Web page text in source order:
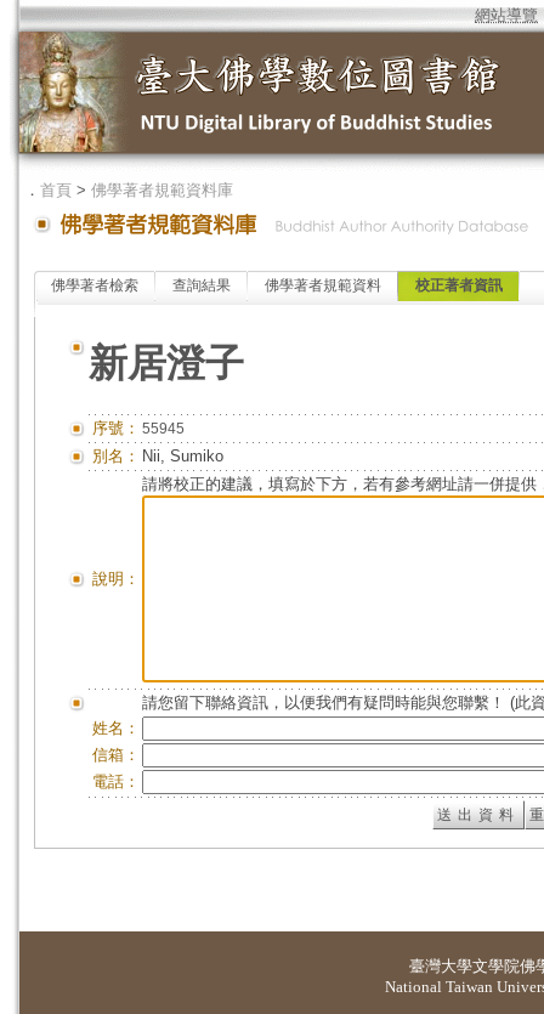
網站導覽
． 首頁 > 佛學著者規範資料庫
佛學著者檢索 查詢結果 佛學著者規範資料 校正著者資訊
新居澄子
序號： 55945
別名： Nii, Sumiko
說明：
請將校正的建議，填寫於下方，若有參考網址請一併提供
請您留下聯絡資訊，以便我們有疑問時能與您聯繫！ (此
姓名：
信箱：
電話：
臺灣大學文學院佛
National Taiwan